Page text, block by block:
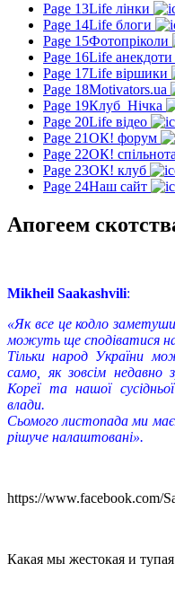
Page 13Life лінки
Page 14Life блоги
Page 15Фотопріколи
Page 16Life анекдоти
Page 17Life віршики
Page 18Motivators.ua
Page 19Клуб_Нічка
Page 20Life відео
Page 21ОК! форум
Page 22ОК! спільнота
Page 23ОК! клуб
Page 24Наш сайт
Апогеем
Mikheil Saakashvili:
«Як все це кодло
можуть ще сподіватися
Тільки народ України
само, як зовсім недавно
Кореї та нашої
влади.
Сьомого листопада ми
рішуче налаштовані».
https://www.facebook.com/
Какая мы жестокая и